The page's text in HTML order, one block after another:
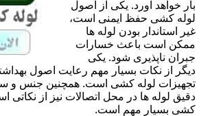
بار خواهد آورد. یکی از اصول
لوله کشی حفظ ایمنی است،
غیر استاندار بودن لوله ها
ممکن است باعث خسارات
جبران ناپذیری شود. یکی
دیگر از نکات بسیار مهم رعایت اصول
تجهیزات لوله کشی است. همچنین جنس و
دقیق لوله ها در محل اتصالات نیز از
کشی بسیار مهم است.